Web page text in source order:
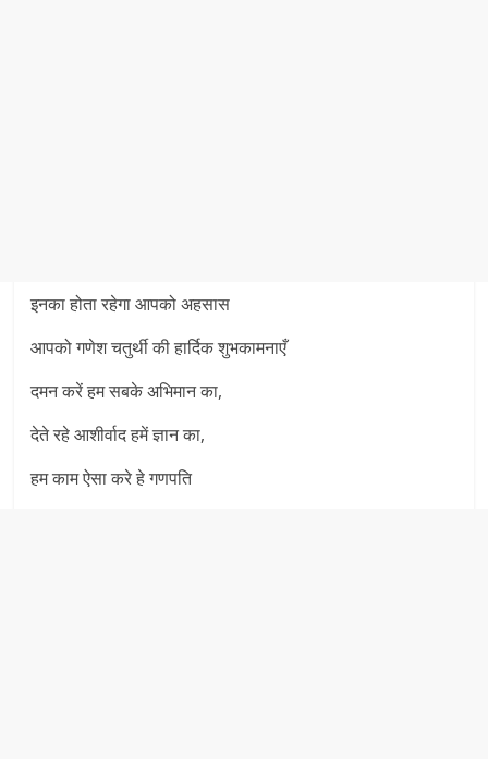
इनका होता रहेगा आपको अहसास
आपको गणेश चतुर्थी की हार्दिक शुभकामनाएँ
दमन करें हम सबके अभिमान का,
देते रहे आशीर्वाद हमें ज्ञान का,
हम काम ऐसा करे हे गणपति